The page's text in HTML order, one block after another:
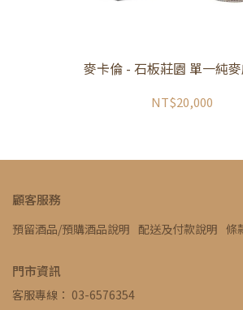
麥卡倫 - 石板莊園 單一純
NT$20,000
顧客服務
預留酒品/預購酒品說明 配送及付款說明 條
門市資訊
客服專線： 03-6576354